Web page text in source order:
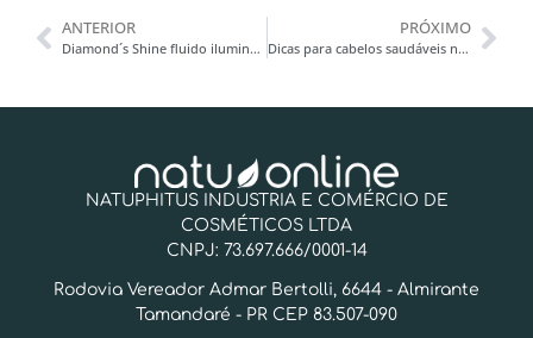
ANTERIOR
Diamond´s Shine fluido iluminador corporal iogurte de morango
PRÓXIMO
Dicas para cabelos saudáveis no verão
NATUPHITUS INDUSTRIA E COMÉRCIO DE
COSMÉTICOS LTDA
CNPJ: 73.697.666/0001-14
Rodovia Vereador Admar Bertolli, 6644 - Almirante
Tamandaré - PR CEP 83.507-090